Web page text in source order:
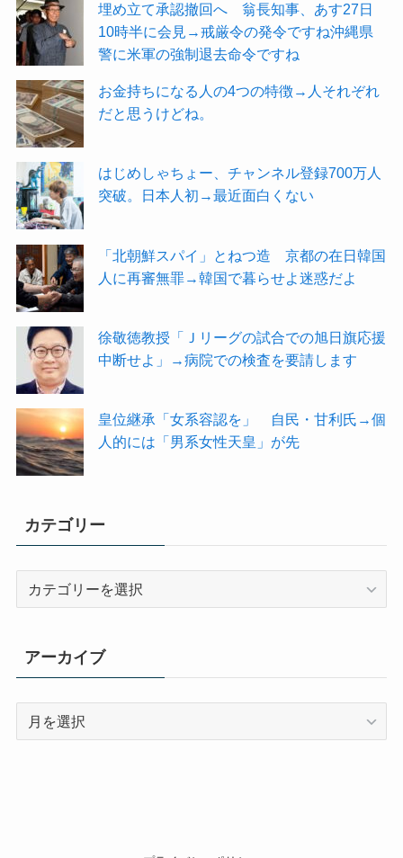
埋め立て承認撤回へ 翁長知事、あす27日
10時半に会見→戒厳令の発令ですね沖縄県
警に米軍の強制退去命令ですね
お金持ちになる人の4つの特徴→人それぞれ
だと思うけどね。
はじめしゃちょー、チャンネル登録700万人
突破。日本人初→最近面白くない
「北朝鮮スパイ」とねつ造 京都の在日韓国
人に再審無罪→韓国で暮らせよ迷惑だよ
徐敬徳教授「Ｊリーグの試合での旭日旗応援
中断せよ」→病院での検査を要請します
皇位継承「女系容認を」 自民・甘利氏→個
人的には「男系女性天皇」が先
カテゴリー
リ
ー
アーカイブ